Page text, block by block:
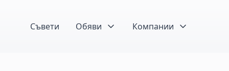
Съвети Обяви Компании